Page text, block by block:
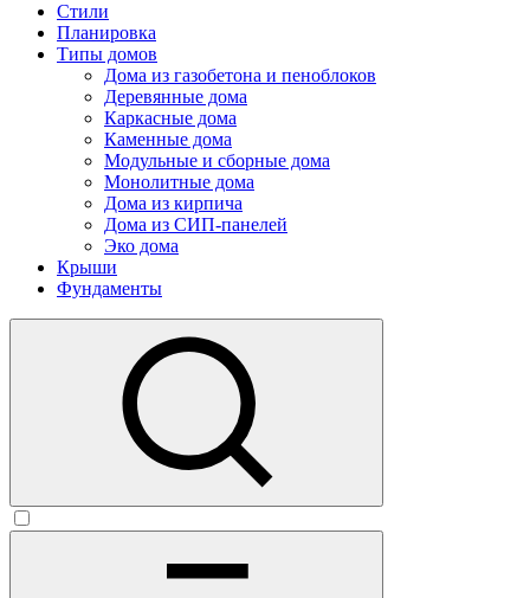
Стили
Планировка
Типы домов
Дома из газобетона и пеноблоков
Деревянные дома
Каркасные дома
Каменные дома
Модульные и сборные дома
Монолитные дома
Дома из кирпича
Дома из СИП-панелей
Эко дома
Крыши
Фундаменты